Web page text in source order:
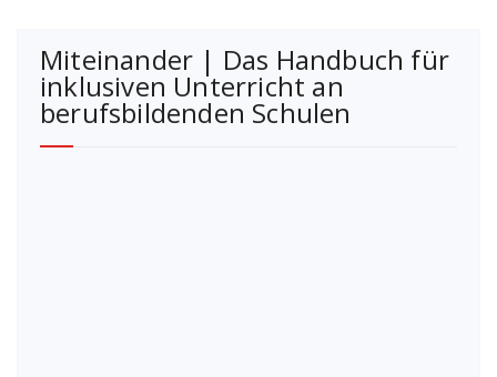
Miteinander | Das Handbuch für
inklusiven Unterricht an
berufsbildenden Schulen